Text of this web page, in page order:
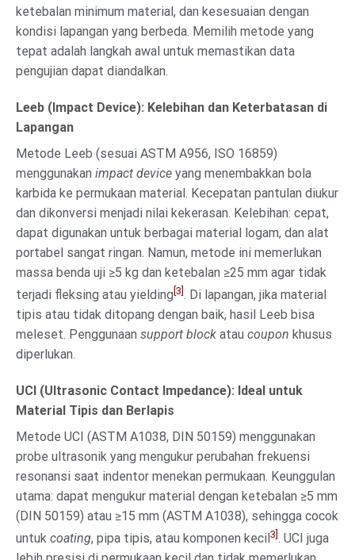
ketebalan minimum material, dan kesesuaian dengan
kondisi lapangan yang berbeda. Memilih metode yang
tepat adalah langkah awal untuk memastikan data
pengujian dapat diandalkan.
Leeb (Impact Device): Kelebihan dan Keterbatasan di
Lapangan
Metode Leeb (sesuai ASTM A956, ISO 16859)
menggunakan impact device yang menembakkan bola
karbida ke permukaan material. Kecepatan pantulan diukur
dan dikonversi menjadi nilai kekerasan. Kelebihan: cepat,
dapat digunakan untuk berbagai material logam, dan alat
portabel sangat ringan. Namun, metode ini memerlukan
massa benda uji ≥5 kg dan ketebalan ≥25 mm agar tidak
terjadi fleksing atau yielding [3]. Di lapangan, jika material
tipis atau tidak ditopang dengan baik, hasil Leeb bisa
meleset. Penggunaan support block atau coupon khusus
diperlukan.
UCI (Ultrasonic Contact Impedance): Ideal untuk
Material Tipis dan Berlapis
Metode UCI (ASTM A1038, DIN 50159) menggunakan
probe ultrasonik yang mengukur perubahan frekuensi
resonansi saat indentor menekan permukaan. Keunggulan
utama: dapat mengukur material dengan ketebalan ≥5 mm
(DIN 50159) atau ≥15 mm (ASTM A1038), sehingga cocok
untuk coating, pipa tipis, atau komponen kecil3]. UCI juga